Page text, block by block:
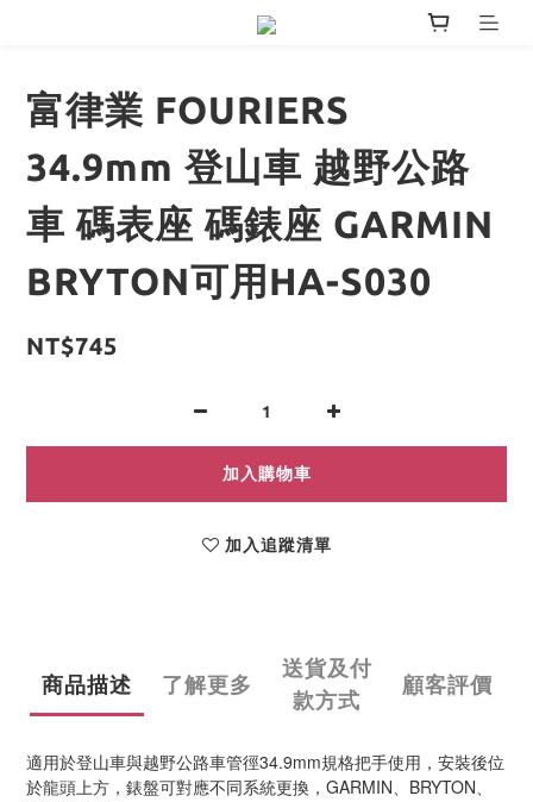
富律業 FOURIERS
34.9mm 登山車 越野公路
車 碼表座 碼錶座 GARMIN
BRYTON可用HA-S030
NT$745
加入購物車
加入追蹤清單
商品描述 了解更多
送貨及付
款方式
顧客評價
適用於登山車與越野公路車管徑34.9mm規格把手使用，安裝後位
於龍頭上方，錶盤可對應不同系統更換，GARMIN、BRYTON、